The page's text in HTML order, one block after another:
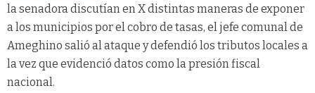
la senadora discutían en X distintas maneras de exponer
a los municipios por el cobro de tasas, el jefe comunal de
Ameghino salió al ataque y defendió los tributos locales a
la vez que evidenció datos como la presión fiscal
nacional.